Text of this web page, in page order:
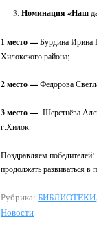
Номинация «Наш
1 место —Бурдина
Хилокского района;
2 место —Федорова
3 место — Шерстнёва
г.Хилок.
Поздравляем
продолжать развиваться
Рубрика: БИБЛИОТЕКИ
Новости